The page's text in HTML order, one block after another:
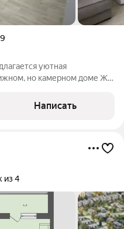
9
уютная
но камерном доме ЖК
удобная «распашонка»:
Написать
из 4